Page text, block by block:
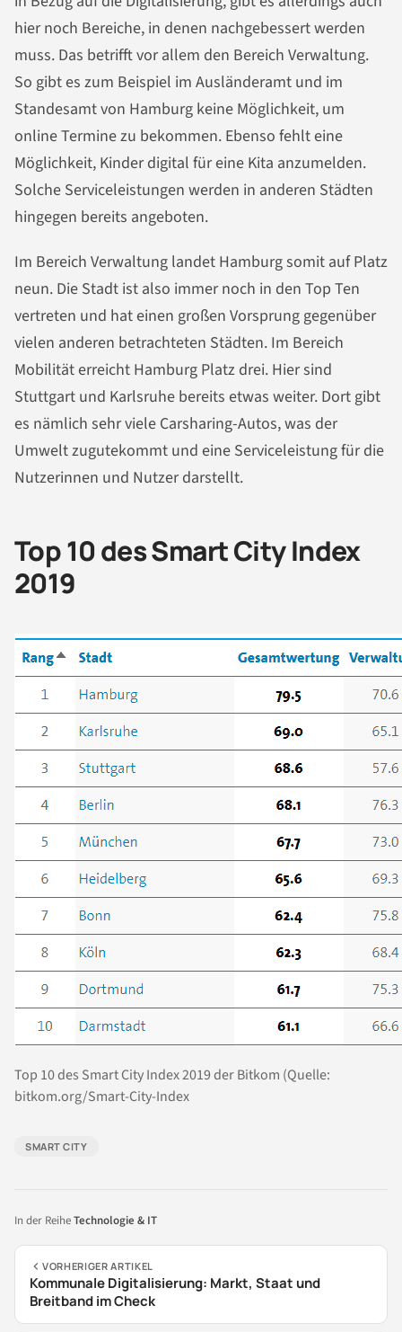
hier noch Bereiche, in denen nachgebessert werden
muss. Das betrifft vor allem den Bereich Verwaltung.
So gibt es zum Beispiel im Ausländeramt und im
Standesamt von Hamburg keine Möglichkeit, um
online Termine zu bekommen. Ebenso fehlt eine
Möglichkeit, Kinder digital für eine Kita anzumelden.
Solche Serviceleistungen werden in anderen Städten
hingegen bereits angeboten.
Im Bereich Verwaltung landet Hamburg somit auf Platz
neun. Die Stadt ist also immer noch in den Top Ten
vertreten und hat einen großen Vorsprung gegenüber
vielen anderen betrachteten Städten. Im Bereich
Mobilität erreicht Hamburg Platz drei. Hier sind
Stuttgart und Karlsruhe bereits etwas weiter. Dort gibt
es nämlich sehr viele Carsharing-Autos, was der
Umwelt zugutekommt und eine Serviceleistung für die
Nutzerinnen und Nutzer darstellt.
Top 10 des Smart City Index
2019
Top 10 des Smart City Index 2019 der Bitkom (Quelle:
bitkom.org/Smart-City-Index
SMART CITY
In der ReiheTechnologie & IT
VORHERIGER ARTIKEL
Kommunale Digitalisierung: Markt, Staat und
Breitband im Check